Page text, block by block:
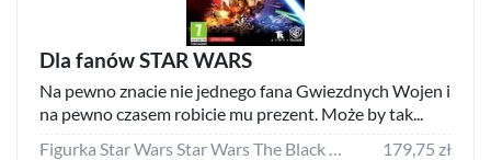
Dla fanów STAR WARS
Na pewno znacie nie jednego fana Gwiezdnych Wojen i
na pewno czasem robicie mu prezent. Może by tak...
Figurka Star Wars Star Wars The Black Series Dark Trooper, Collectible action figure, Movie & TV series, 97 g
179,75 zł